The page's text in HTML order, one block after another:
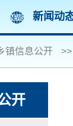
新闻动
镇信息公开 >>
开